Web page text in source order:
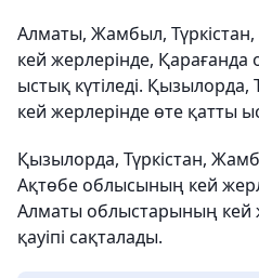
Алматы, Жамбыл,
кей жерлерінде,
ыстық күтіледі.
кей жерлерінде өте қатты
Қызылорда, Түркістан,
Ақтөбе облысының кей
Алматы облыстарының кей
қауіпі сақталады.